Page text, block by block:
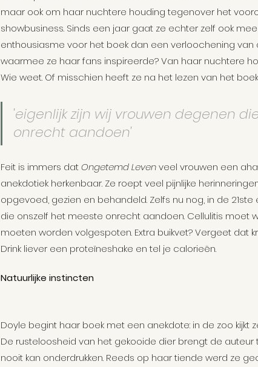
maar ook om haar nuchtere houding tegenover het
showbusiness. Sinds een jaar gaat ze echter zelf ook
enthousiasme voor het boek dan een verloochening van
waarmee ze haar fans inspireerde? Van haar nuchtere
Wie weet. Of misschien heeft ze na het lezen van het
'eigenlijk zijn wij vrouwen degenen
onrecht aandoen'
Feit is immers dat Ongetemd Leven veel vrouwen een
anekdotiek herkenbaar. Ze roept veel pijnlijke
opgevoed, gezien en behandeld. Zelfs nu nog, in de 21ste
die onszelf het meeste onrecht aandoen. Cellulitis moet
moeten worden volgespoten. Extra buikvet? Vergeet dat
Drink liever een proteïneshake en tel je calorieën.
Natuurlijke instincten
Doyle begint haar boek met een anekdote: in de zoo kijkt
De rusteloosheid van het gekooide dier brengt de
nooit kan onderdrukken. Reeds op haar tiende werd ze